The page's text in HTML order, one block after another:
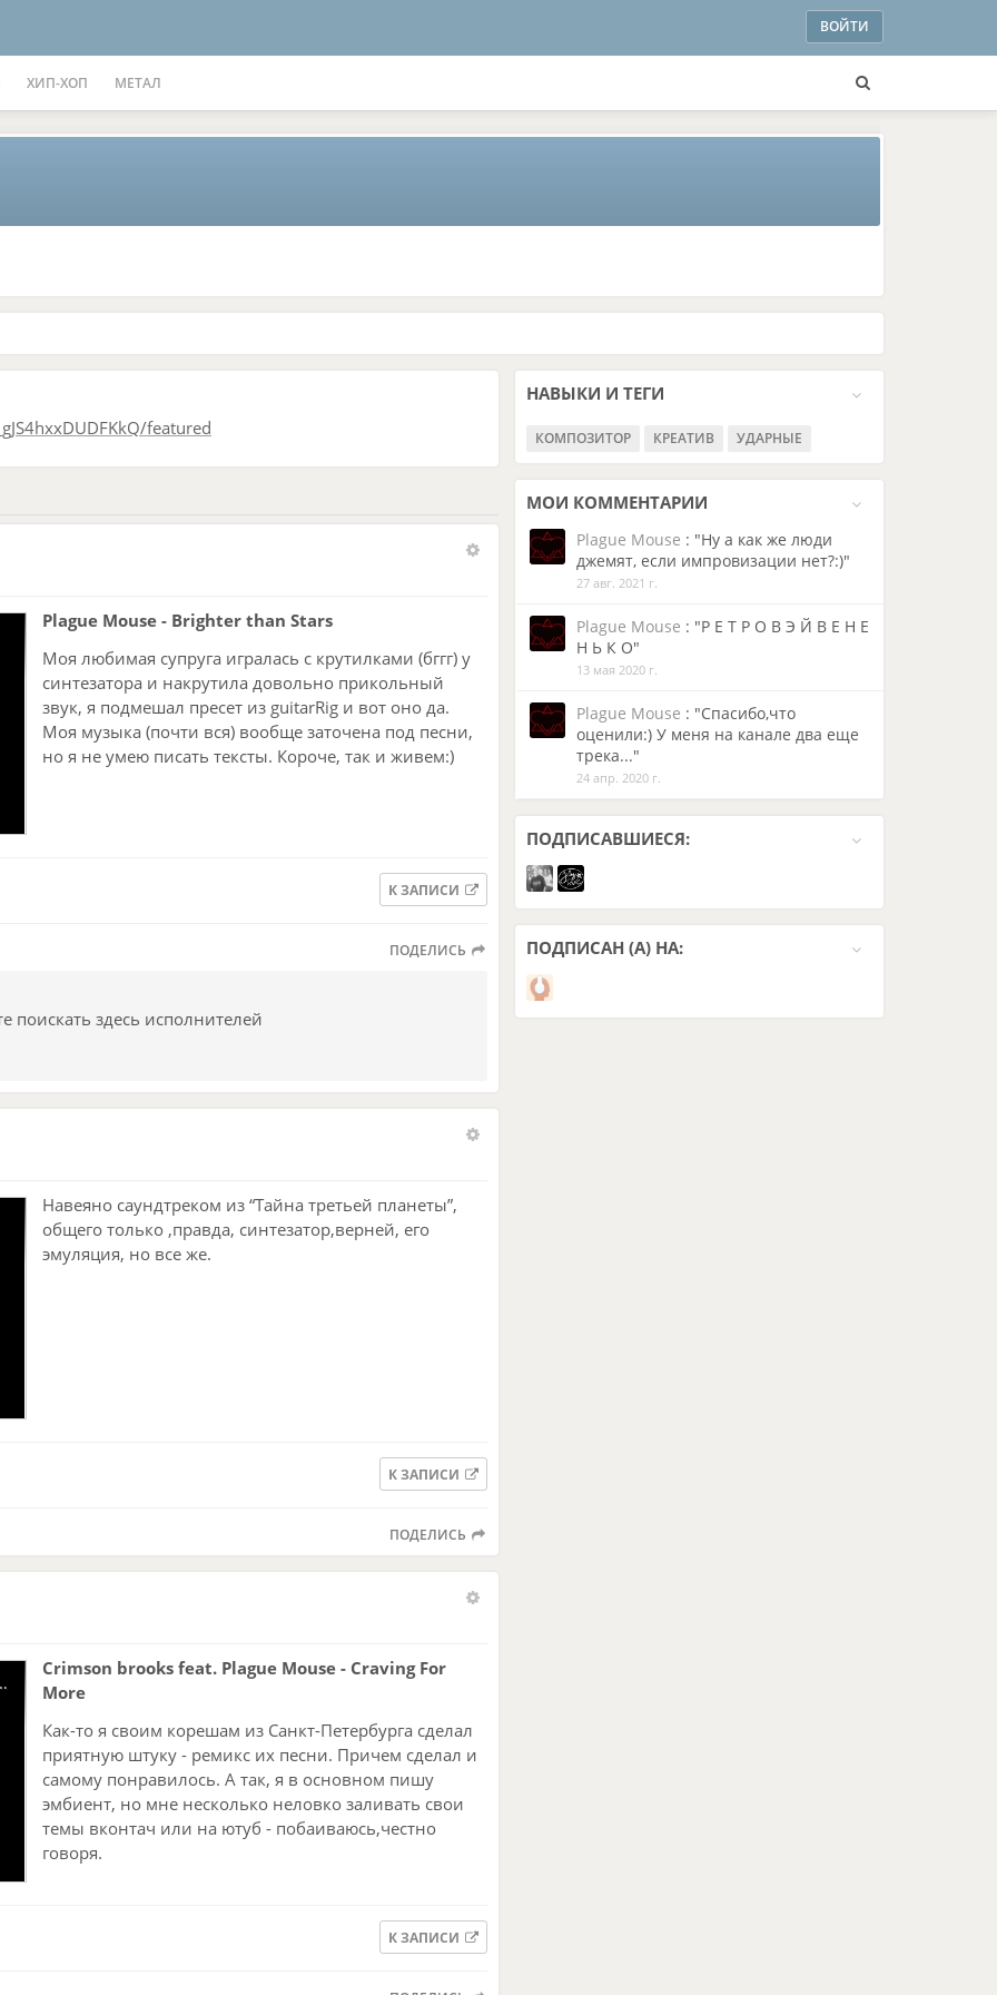
ВОЙТИ
ХИП-ХОП МЕТАЛ
featured
Plague Mouse - Brighter than Stars
Моя любимая супруга игралась с крутилками (бггг) у
синтезатора и накрутила довольно прикольный
звук, я подмешал пресет из guitarRig и вот оно да.
Моя музыка (почти вся) вообще заточена под песни,
но я не умею писать тексты. Короче, так и живем:)
К ЗАПИСИ
ПОДЕЛИСЬ
поискать здесь исполнителей
Навеяно саундтреком из “Тайна третьей планеты”,
общего только ,правда, синтезатор,верней, его
эмуляция, но все же.
К ЗАПИСИ
ПОДЕЛИСЬ
For More
Crimson brooks feat. Plague Mouse - Craving For
More
Как-то я своим корешам из Санкт-Петербурга сделал
приятную штуку - ремикс их песни. Причем сделал и
самому понравилось. А так, я в основном пишу
эмбиент, но мне несколько неловко заливать свои
темы вконтач или на ютуб - побаиваюсь,честно
говоря.
К ЗАПИСИ
НАВЫКИ И ТЕГИ
КОМПОЗИТОР КРЕАТИВ УДАРНЫЕ
МОИ КОММЕНТАРИИ
Plague Mouse : "Ну а как же люди
джемят, если импровизации нет?:)"
27 авг. 2021 г.
Plague Mouse : "Р Е Т Р О В Э Й В Е Н Е
Н Ь К О"
13 мая 2020 г.
Plague Mouse : "Спасибо,что
оценили:) У меня на канале два еще
трека..."
24 апр. 2020 г.
ПОДПИСАВШИЕСЯ:
ПОДПИСАН (А) НА: